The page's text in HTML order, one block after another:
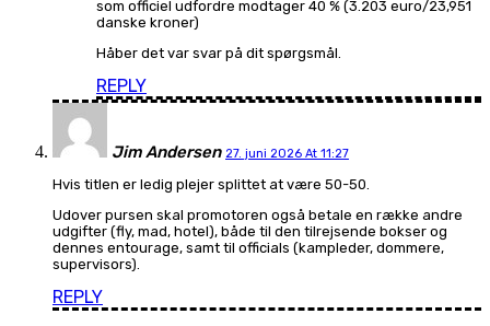
som officiel udfordre modtager 40 % (3.203 euro/23,951
danske kroner)
Håber det var svar på dit spørgsmål.
REPLY
Jim Andersen 27. juni 2026 At 11:27
Hvis titlen er ledig plejer splittet at være 50-50.
Udover pursen skal promotoren også betale en række andre
udgifter (fly, mad, hotel), både til den tilrejsende bokser og
dennes entourage, samt til officials (kampleder, dommere,
supervisors).
REPLY